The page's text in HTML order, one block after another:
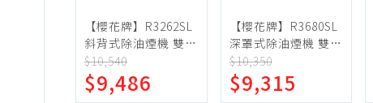
【櫻花牌】R3262SL
斜背式除油煙機 雙效
除油 雙渦輪風葉
80cm 不鏽鋼 LED燈
泡
$10,540
$9,486
【櫻花牌】R3680SL
深罩式除油煙機 雙效
除油 80cm 全機不鏽
鋼 雙渦輪扇葉 雙馬
達 30公分超深集煙區
$10,350
$9,315